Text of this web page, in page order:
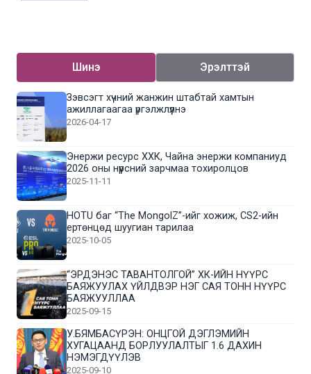
Шинэ Эрэлттэй
Зэвсэгт хүчний жанжин штабтай хамтын
ажиллагаагаа үргэлжлүүлнэ
2026-04-17
Энержи ресурс ХХК, Чайна энержи компаниуд
2026 оны нүүрсний зарчмаа тохиролцов
2025-11-11
HOTU баг “The MongolZ”-ийг хожиж, CS2-ийн
ертөнцөд шуугиан тарилаа
2025-10-05
“ЭРДЭНЭС ТАВАНТОЛГОЙ” ХК-ИЙН НҮҮРС
БАЯЖУУЛАХ ҮЙЛДВЭР НЭГ САЯ ТОНН НҮҮРС
БАЯЖУУЛЛАА
2025-09-15
У.БЯМБАСҮРЭН: ОНЦГОЙ ДЭГЛЭМИЙН
ХУГАЦААНД БОРЛУУЛАЛТЫГ 1.6 ДАХИН
НЭМЭГДҮҮЛЭВ
2025-09-10